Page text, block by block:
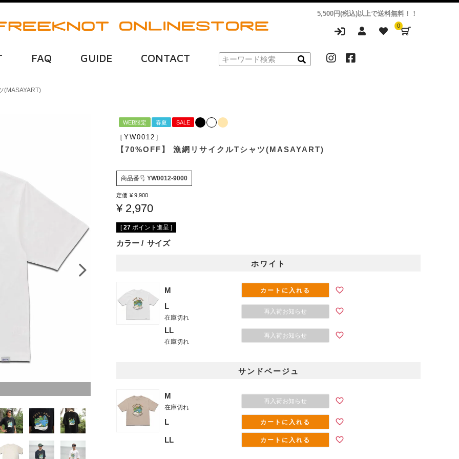
5,500円(税込)以上で送料無料！！
0
FAQ GUIDE CONTACT
(MASAYART)
WEB限定 春夏 SALE
［YW0012］
【70%OFF】 漁網リサイクルTシャツ(MASAYART)
商品番号 YW0012-9000
定価 ¥ 9,900
¥ 2,970
[ 27 ポイント進呈 ]
カラー サイズ
ホワイト
M カートに入れる
L
在庫切れ
再入荷お知らせ
LL
在庫切れ
再入荷お知らせ
サンドベージュ
M
在庫切れ
再入荷お知らせ
L カートに入れる
LL カートに入れる